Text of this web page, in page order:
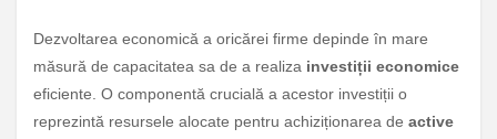
Dezvoltarea economică a oricărei firme depinde în mare
măsură de capacitatea sa de a realiza investiții economice
eficiente. O componentă crucială a acestor investiții o
reprezintă resursele alocate pentru achiziționarea de active